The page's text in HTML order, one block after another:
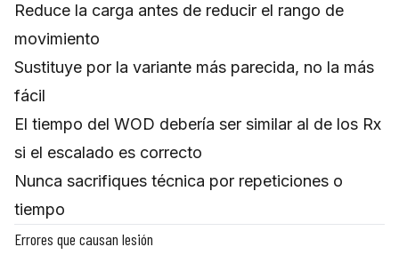
Reduce la carga antes de reducir el rango de
movimiento
Sustituye por la variante más parecida, no la más
fácil
El tiempo del WOD debería ser similar al de los Rx
si el escalado es correcto
Nunca sacrifiques técnica por repeticiones o
tiempo
Errores que causan lesión